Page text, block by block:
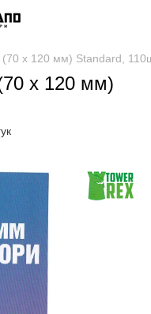
(70 x 120 мм) Standard,
x 120 мм)